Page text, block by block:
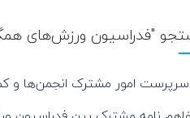
"فدراسیون ورزش‌های
امور مشترک انجمن‌ها و